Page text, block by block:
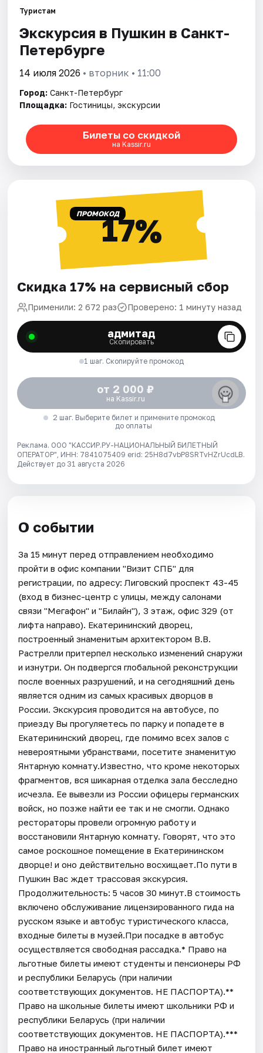
Города
Площадки
Рейтинги
Туристам
Экскурсия в Пушкин в Санкт-
Петербурге
14 июля 2026 • вторник • 11:00
Город: Санкт-Петербург
Площадка: Гостиницы, экскурсии
Билеты со скидкой
на Kassir.ru
ПРОМОКОД17%
Скидка 17% на сервисный сбор
Применили: 2 672 раз Проверено: 1 минуту назад
адмитад
Скопировать
1 шаг. Скопируйте промокод
от 2 000 ₽
на Kassir.ru
2 шаг. Выберите билет и примените промокод
до оплаты
Реклама. ООО "КАССИР.РУ-НАЦИОНАЛЬНЫЙ БИЛЕТНЫЙ
ОПЕРАТОР", ИНН: 7841075409 erid: 25H8d7vbP8SRTvHZrUcdLB.
Действует до 31 августа 2026
О событии
За 15 минут перед отправлением необходимо
пройти в офис компании "Визит СПБ" для
регистрации, по адресу: Лиговский проспект 43-45
(вход в бизнес-центр с улицы, между салонами
связи "Мегафон" и "Билайн"), 3 этаж, офис 329 (от
лифта направо). Екатерининский дворец,
построенный знаменитым архитектором В.В.
Растрелли притерпел несколько изменений снаружи
и изнутри. Он подвергся глобальной реконструкции
после военных разрушений, и на сегодняшний день
является одним из самых красивых дворцов в
России. Экскурсия проводится на автобусе, по
приезду Вы прогуляетесь по парку и попадете в
Екатерининский дворец, где помимо всех залов с
невероятными убранствами, посетите знаменитую
Янтарную комнату.Известно, что кроме некоторых
фрагментов, вся шикарная отделка зала бесследно
исчезла. Ее вывезли из России офицеры германских
войск, но позже найти ее так и не смогли. Однако
рестораторы провели огромную работу и
восстановили Янтарную комнату. Говорят, что это
самое роскошное помещение в Екатерининском
дворце! и оно действительно восхищает.По пути в
Пушкин Вас ждет трассовая экскурсия.
Продолжительность: 5 часов 30 минут.В стоимость
включено обслуживание лицензированного гида на
русском языке и автобус туристического класса,
входные билеты в музей.При посадке в автобус
осуществляется свободная рассадка.* Право на
льготные билеты имеют студенты и пенсионеры РФ
и республики Беларусь (при наличии
соответствующих документов. НЕ ПАСПОРТА).**
Право на школьные билеты имеют школьники РФ и
республики Беларусь (при наличии
соответствующих документов. НЕ ПАСПОРТА).***
Право на иностранный льготный билет имеют